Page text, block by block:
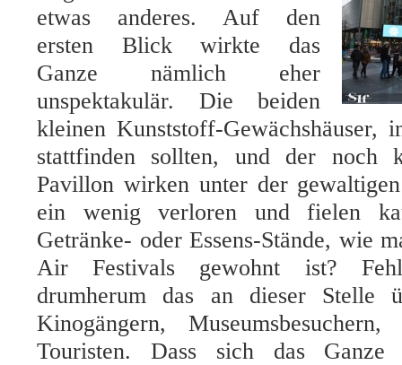
etwas anderes. Auf den
ersten Blick wirkte das
Ganze nämlich eher
unspektakulär. Die beiden
kleinen Kunststoff-Gewächshäuser,
stattfinden sollten, und der noch
Pavillon wirken unter der
ein wenig verloren und fielen
Getränke- oder Essens-Stände, wie
Air Festivals gewohnt ist?
drumherum das an dieser Stelle
Kinogängern,
Touristen. Dass sich das